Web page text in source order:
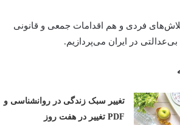
فردی و هم اقدامات جمعی و قانونی
در ایران می‌پردازیم.
تغییر سبک زندگی در روانشناسی و
PDF تغییر در هفت روز